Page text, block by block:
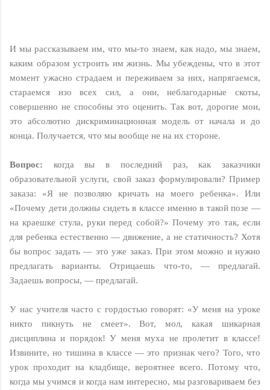
И мы рассказываем им, что мы-то знаем, как надо, мы знаем,
каким образом устроить им жизнь. Мы убеждены, что в этот
момент ужасно страдаем и переживаем за них, напрягаемся,
стараемся изо всех сил, а они, неблагодарные скоты,
совершенно не способны это оценить. Так вот, дорогие мои,
это абсолютно дискриминационная модель от начала и до
конца. Получается, что мы вообще не на их стороне.
Вопрос: когда вы в последний раз, как заказчики
образовательной услуги, свой заказ формулировали? Пример
заказа: «Я не позволяю кричать на моего ребенка». Или
«Почему дети должны сидеть в классе именно в такой позе —
на краешке стула, руки перед собой?» Почему это так, если
для ребенка естественно — движение, а не статичность? Хотя
бы вопрос задать — это уже заказ. При этом можно и нужно
предлагать варианты. Отрицаешь что-то, — предлагай.
Задаешь вопросы, — предлагай.
У нас учителя часто с гордостью говорят: «У меня на уроке
никто пикнуть не смеет». Вот, мол, какая шикарная
дисциплина и порядок! У меня муха не пролетит в классе!
Извините, но тишина в классе — это признак чего? Того, что
урок проходит на кладбище, вероятнее всего. Потому что,
когда мы учимся и когда нам интересно, мы разговариваем без